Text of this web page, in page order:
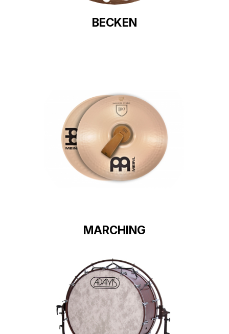
BECKEN
MARCHING